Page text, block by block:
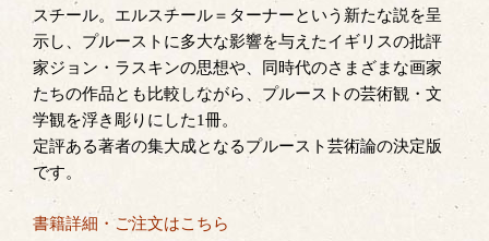
スチール。エルスチール＝ターナーという新たな説を呈
示し、プルーストに多大な影響を与えたイギリスの批評
家ジョン・ラスキンの思想や、同時代のさまざまな画家
たちの作品とも比較しながら、プルーストの芸術観・文
学観を浮き彫りにした1冊。
定評ある著者の集大成となるプルースト芸術論の決定版
です。
書籍詳細・ご注文はこちら